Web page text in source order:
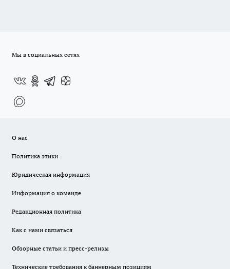
Мы в социальных сетях
О нас
Политика этики
Юридическая информация
Информация о команде
Редакционная политика
Как с нами связаться
Обзорные статьи и пресс-релизы
Технические требования к баннерным позициям